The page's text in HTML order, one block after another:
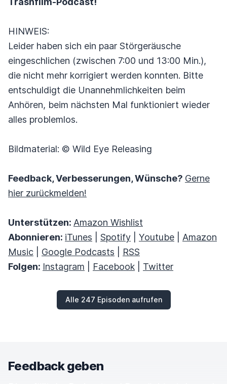
HINWEIS:
Leider haben sich ein paar Störgeräusche
eingeschlichen (zwischen 7:00 und 13:00 Min.),
die nicht mehr korrigiert werden konnten. Bitte
entschuldigt die Unannehmlichkeiten beim
Anhören, beim nächsten Mal funktioniert wieder
alles problemlos.
Bildmaterial: © Wild Eye Releasing
Feedback, Verbesserungen, Wünsche? Gerne
hier zurückmelden!
Unterstützen: Amazon Wishlist
Abonnieren: iTunes Spotify Youtube
Amazon
Music
Google Podcasts
RSS
Folgen: Instagram Facebook Twitter
Alle 247 Episoden aufrufen
Feedback geben